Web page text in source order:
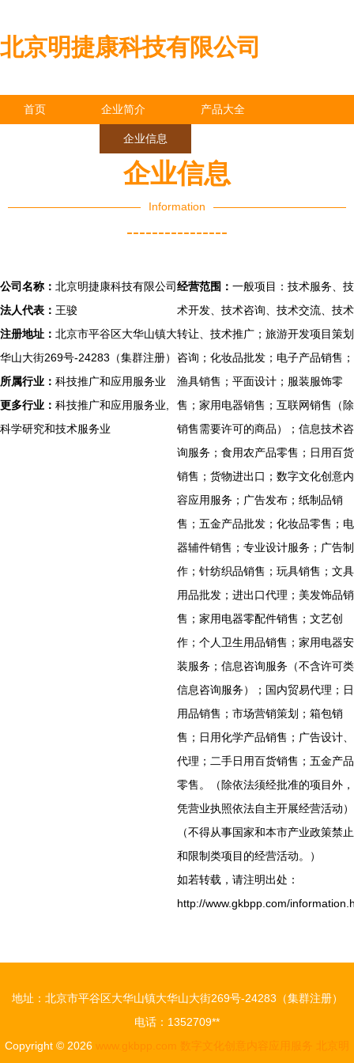
北京明捷康科技有限公司
首页 企业简介 产品大全
企业信息
企业信息
Information
----------------
公司名称： 北京明捷康科技有限公司
法人代表： 王骏
注册地址： 北京市平谷区大华山镇大
华山大街269号-24283（集群注册）
所属行业： 科技推广和应用服务业
更多行业： 科技推广和应用服务业,
科学研究和技术服务业
经营范围： 一般项目：技术服务、技
术开发、技术咨询、技术交流、技术
转让、技术推广；旅游开发项目策划
咨询；化妆品批发；电子产品销售；
渔具销售；平面设计；服装服饰零
售；家用电器销售；互联网销售（除
销售需要许可的商品）；信息技术咨
询服务；食用农产品零售；日用百货
销售；货物进出口；数字文化创意内
容应用服务；广告发布；纸制品销
售；五金产品批发；化妆品零售；电
器辅件销售；专业设计服务；广告制
作；针纺织品销售；玩具销售；文具
用品批发；进出口代理；美发饰品销
售；家用电器零配件销售；文艺创
作；个人卫生用品销售；家用电器安
装服务；信息咨询服务（不含许可类
信息咨询服务）；国内贸易代理；日
用品销售；市场营销策划；箱包销
售；日用化学产品销售；广告设计、
代理；二手日用百货销售；五金产品
零售。（除依法须经批准的项目外，
凭营业执照依法自主开展经营活动）
（不得从事国家和本市产业政策禁止
和限制类项目的经营活动。）
如若转载，请注明出处：
http://www.gkbpp.com/
地址：北京市平谷区大华山镇大华山大街269号-24283（集群注册）
电话：1352709**
Copyright © 2026 www.gkbpp.com 数字文化创意内容应用服务 北京明